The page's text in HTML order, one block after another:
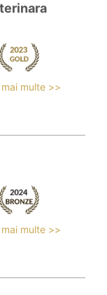
multe >>
multe >>